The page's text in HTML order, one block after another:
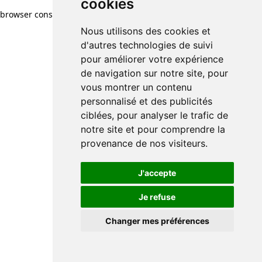
cookies
Nous utilisons des cookies et
d'autres technologies de suivi
pour améliorer votre expérience
de navigation sur notre site, pour
vous montrer un contenu
personnalisé et des publicités
ciblées, pour analyser le trafic de
notre site et pour comprendre la
provenance de nos visiteurs.
J'accepte
Je refuse
Changer mes préférences
browser console for more information)